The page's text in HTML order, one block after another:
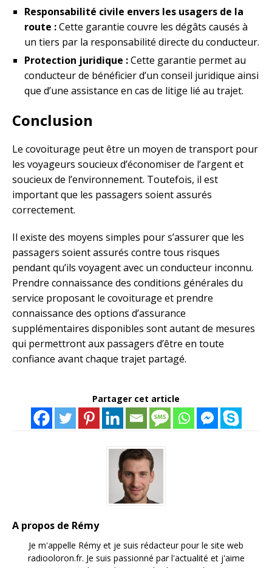
Responsabilité civile envers les usagers de la
route :Cette garantie couvre les dégâts causés à
un tiers par la responsabilité directe du conducteur.
Protection juridique :Cette garantie permet au
conducteur de bénéficier d’un conseil juridique ainsi
que d’une assistance en cas de litige lié au trajet.
Conclusion
Le covoiturage peut être un moyen de transport pour
les voyageurs soucieux d’économiser de l’argent et
soucieux de l’environnement. Toutefois, il est
important que les passagers soient assurés
correctement.
Il existe des moyens simples pour s’assurer que les
passagers soient assurés contre tous risques
pendant qu’ils voyagent avec un conducteur inconnu.
Prendre connaissance des conditions générales du
service proposant le covoiturage et prendre
connaissance des options d’assurance
supplémentaires disponibles sont autant de mesures
qui permettront aux passagers d’être en toute
confiance avant chaque trajet partagé.
Partager cet article
A propos de Rémy
Je m'appelle Rémy et je suis rédacteur pour le site web
radiooloron.fr. Je suis passionné par l'actualité et j'aime